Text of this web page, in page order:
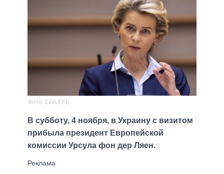
Фото: EPA/EFE
В субботу, 4 ноября, в Украину с визитом
прибыла президент Европейской
комиссии Урсула фон дер Ляен.